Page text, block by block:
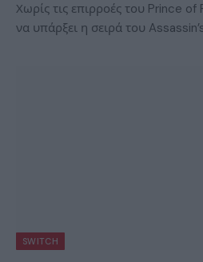
Χωρίς τις επιρροές του Prince
να υπάρξει η σειρά του
SWITCH